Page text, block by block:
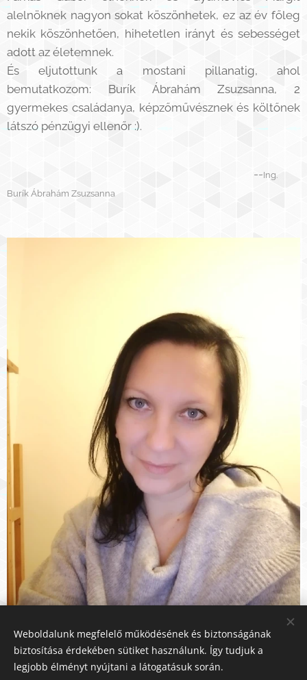
alelnöknek nagyon sokat köszönhetek, ez az év főleg
nekik köszönhetően, hihetetlen irányt és sebességet
adott az életemnek.
És eljutottunk a mostani pillanatig, ahol
bemutatkozom: Burík Ábrahám Zsuzsanna, 2
gyermekes családanya, képzőművésznek és költőnek
látszó pénzügyi ellenőr :).
--Ing.
Burík Ábrahám Zsuzsanna
Weboldalunk megfelelő működésének és biztonságának
biztosítása érdekében sütiket használunk. Így tudjuk a
legjobb élményt nyújtani a látogatásuk során.